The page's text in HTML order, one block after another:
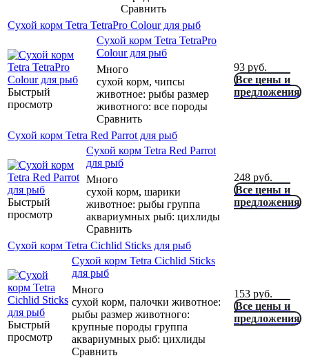
Сравнить
Сухой корм Tetra TetraPro Colour для рыб
Быстрый
просмотр
Сухой корм Tetra TetraPro
Colour для рыб
Много
сухой корм, чипсы
животное: рыбы размер
животного: все породы
Сравнить
93 руб.
Все цены и
предложения
Сухой корм Tetra Red Parrot для рыб
Быстрый
просмотр
Сухой корм Tetra Red Parrot
для рыб
Много
сухой корм, шарики
животное: рыбы группа
аквариумных рыб: цихлиды
Сравнить
248 руб.
Все цены и
предложения
Сухой корм Tetra Cichlid Sticks для рыб
Быстрый
просмотр
Сухой корм Tetra Cichlid Sticks
для рыб
Много
сухой корм, палочки животное:
рыбы размер животного:
крупные породы группа
аквариумных рыб: цихлиды
Сравнить
153 руб.
Все цены и
предложения